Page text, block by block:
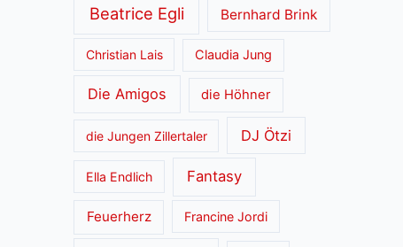
Beatrice Egli Bernhard Brink
Christian Lais Claudia Jung
Die Amigos die Höhner
die Jungen Zillertaler DJ Ötzi
Ella Endlich Fantasy
Feuerherz Francine Jordi